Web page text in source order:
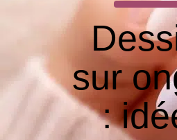
sur
: